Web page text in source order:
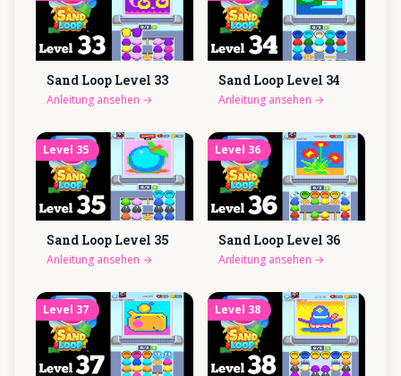
Sand Loop Level 33
Anleitung ansehen →
Sand Loop Level 34
Anleitung ansehen →
Level 35
Sand Loop Level 35
Anleitung ansehen →
Level 36
Sand Loop Level 36
Anleitung ansehen →
Level 37 Level 38